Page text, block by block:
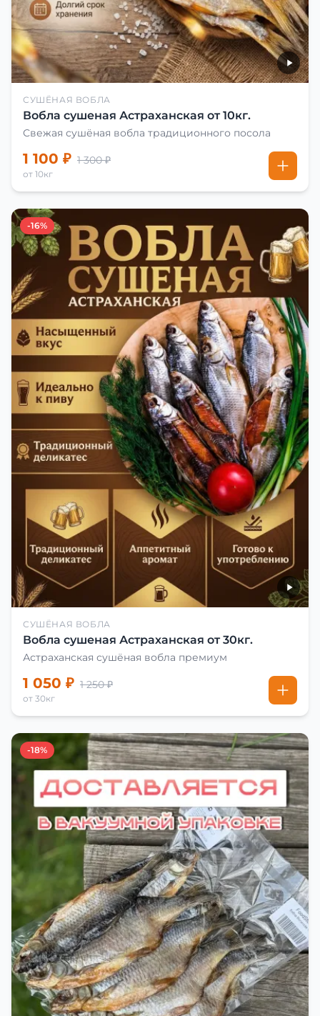
СУШЁНАЯ ВОБЛА
Вобла сушеная Астраханская от 10кг.
Свежая сушёная вобла традиционного посола
1 100 ₽ 1 300 ₽
от 10кг
-16%
СУШЁНАЯ ВОБЛА
Вобла сушеная Астраханская от 30кг.
Астраханская сушёная вобла премиум
1 050 ₽ 1 250 ₽
от 30кг
-18%